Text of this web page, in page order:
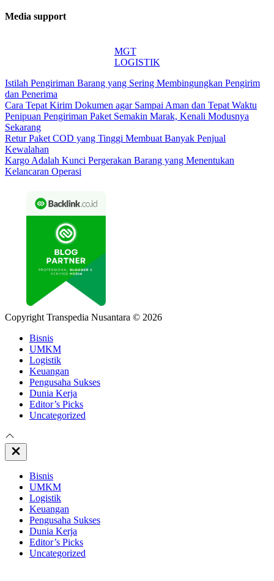
Media support
MGT
LOGISTIK
Istilah Pengiriman Barang yang Sering Membingungkan Pengirim
dan Penerima
Cara Tepat Kirim Dokumen agar Sampai Aman dan Tepat Waktu
Penipuan Pengiriman Paket Semakin Marak, Kenali Modusnya
Sekarang
Retur Paket COD yang Tinggi Membuat Banyak Penjual
Kewalahan
Kargo Adalah Kunci Pergerakan Barang yang Menentukan
Kelancaran Operasi
Copyright Transpedia Nusantara © 2026
Bisnis
UMKM
Logistik
Keuangan
Pengusaha Sukses
Dunia Kerja
Editor’s Picks
Uncategorized
Close
Off
Bisnis
UMKM
Logistik
Keuangan
Pengusaha Sukses
Dunia Kerja
Editor’s Picks
Uncategorized